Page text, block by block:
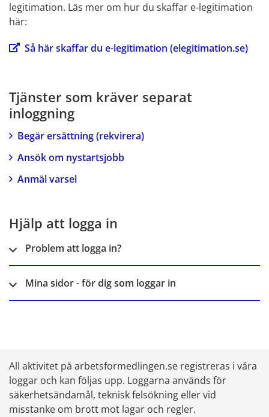
legitimation. Läs mer om hur du skaffar e-legitimation
här:
Så här skaffar du e-legitimation (elegitimation.se)
Tjänster som kräver separat
inloggning
Begär ersättning (rekvirera)
Ansök om nystartsjobb
Anmäl varsel
Hjälp att logga in
Problem att logga in?
Mina sidor - för dig som loggar in
All aktivitet på arbetsformedlingen.se registreras i våra
loggar och kan följas upp. Loggarna används för
säkerhetsändamål, teknisk felsökning eller vid
misstanke om brott mot lagar och regler.